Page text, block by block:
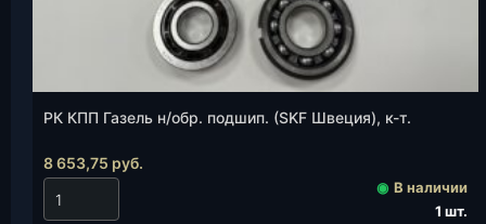
РК КПП Газель н/обр. подшип. (SKF Швеция), к-т.
8 653,75 руб.
◉ В наличии
1 шт.